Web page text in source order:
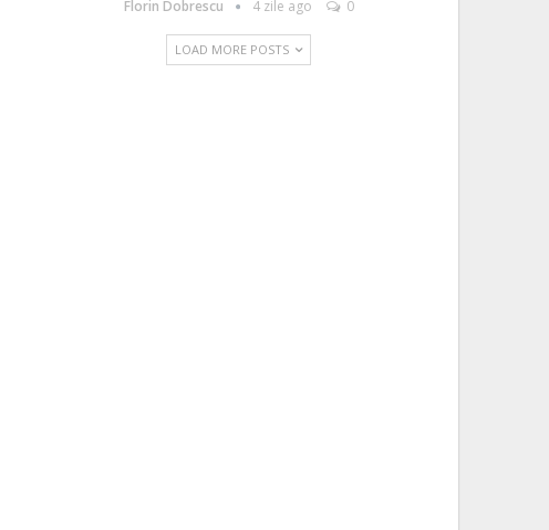
Florin Dobrescu 4 zile ago 0
LOAD MORE POSTS